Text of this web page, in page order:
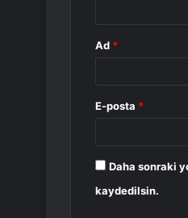
Ad *
E-posta *
Daha sonraki
kaydedilsin.